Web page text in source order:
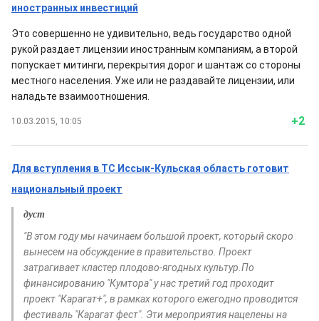
иностранных инвестиций
Это совершенно не удивительно, ведь государство одной
рукой раздает лицензии иностранным компаниям, а второй
попускает митинги, перекрытия дорог и шантаж со стороны
местного населения. Уже или не раздавайте лицензии, или
наладьте взаимоотношения.
10.03.2015, 10:05 +2
Для вступления в ТС Иссык-Кульская область готовит
национальный проект
дуст
"В этом году мы начинаем большой проект, который скоро
вынесем на обсуждение в правительство. Проект
затрагивает кластер плодово-ягодных культур.По
финансированию "Кумтора" у нас третий год проходит
проект "Карагат+", в рамках которого ежегодно проводится
фестиваль "Карагат фест". Эти мероприятия нацелены на